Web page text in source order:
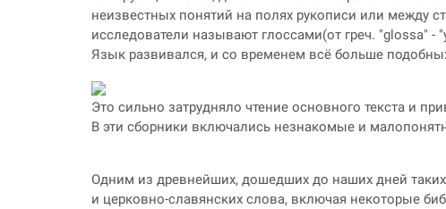
неизвестных понятий на полях рукописи или между
исследователи называют глоссами(от греч. "glossa" -
Язык развивался, и со временем всё больше
Это сильно затрудняло чтение основного текста и
В эти сборники включались незнакомые и
Одним из древнейших, дошедших до наших дней
и церковно-славянских слова, включая некоторые